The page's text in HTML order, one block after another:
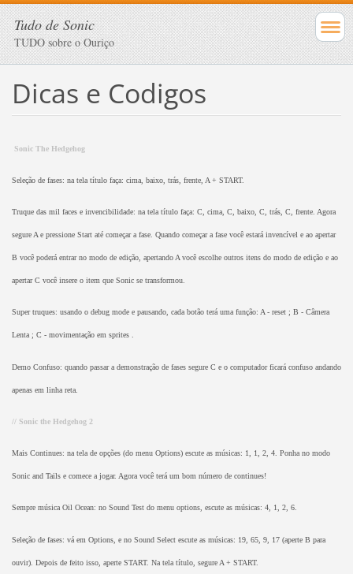
Tudo de Sonic
TUDO sobre o Ouriço
Dicas e Codigos
Sonic The Hedgehog
Seleção de fases: na tela título faça: cima, baixo, trás, frente, A + START.
Truque das mil faces e invencibilidade: na tela título faça: C, cima, C, baixo, C, trás, C, frente. Agora
segure A e pressione Start até começar a fase. Quando começar a fase você estará invencível e ao apertar
B você poderá entrar no modo de edição, apertando A você escolhe outros itens do modo de edição e ao
apertar C você insere o item que Sonic se transformou.
Super truques: usando o debug mode e pausando, cada botão terá uma função: A - reset ; B - Câmera
Lenta ; C - movimentação em sprites .
Demo Confuso: quando passar a demonstração de fases segure C e o computador ficará confuso andando
apenas em linha reta.
// Sonic the Hedgehog 2
Mais Continues: na tela de opções (do menu Options) escute as músicas: 1, 1, 2, 4. Ponha no modo
Sonic and Tails e comece a jogar. Agora você terá um bom número de continues!
Sempre música Oil Ocean: no Sound Test do menu options, escute as músicas: 4, 1, 2, 6.
Seleção de fases: vá em Options, e no Sound Select escute as músicas: 19, 65, 9, 17 (aperte B para
ouvir). Depois de feito isso, aperte START. Na tela título, segure A + START.